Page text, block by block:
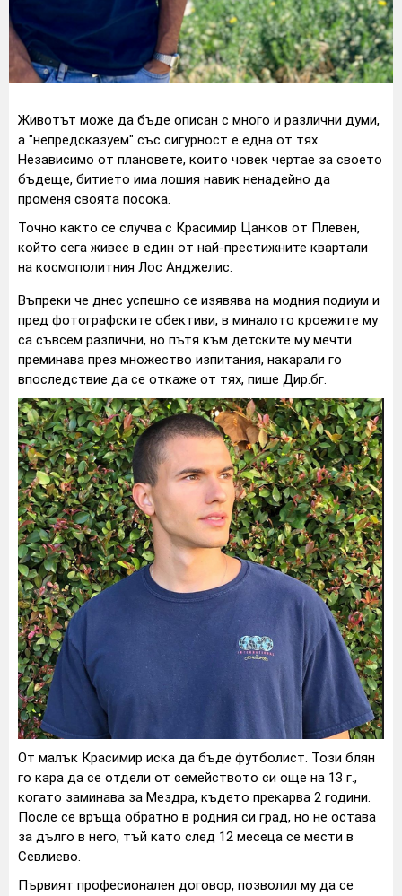
Животът може да бъде описан с много и различни думи,
а "непредсказуем" със сигурност е една от тях.
Независимо от плановете, които човек чертае за своето
бъдеще, битието има лошия навик ненадейно да
променя своята посока.
Точно както се случва с Красимир Цанков от Плевен,
който сега живее в един от най-престижните квартали
на космополитния Лос Анджелис.
Въпреки че днес успешно се изявява на модния подиум и
пред фотографските обективи, в миналото кроежите му
са съвсем различни, но пътя към детските му мечти
преминава през множество изпитания, накарали го
впоследствие да се откаже от тях, пише Дир.бг.
От малък Красимир иска да бъде футболист. Този блян
го кара да се отдели от семейството си още на 13 г.,
когато заминава за Мездра, където прекарва 2 години.
После се връща обратно в родния си град, но не остава
за дълго в него, тъй като след 12 месеца се мести в
Севлиево.
Първият професионален договор, позволил му да се